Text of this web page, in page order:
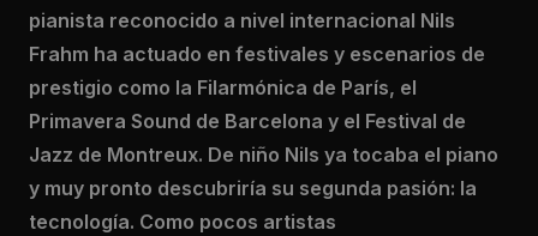
pianista reconocido a nivel internacional Nils
Frahm ha actuado en festivales y escenarios de
prestigio como la Filarmónica de París, el
Primavera Sound de Barcelona y el Festival de
Jazz de Montreux. De niño Nils ya tocaba el piano
y muy pronto descubriría su segunda pasión: la
tecnología. Como pocos artistas